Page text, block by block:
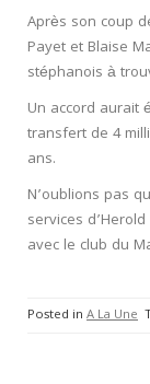
Après son coup
Payet et Blaise
stéphanois à
Un accord aurait
transfert de 4
ans.
N’oublions pas
services
avec le club du
Posted in A La Une